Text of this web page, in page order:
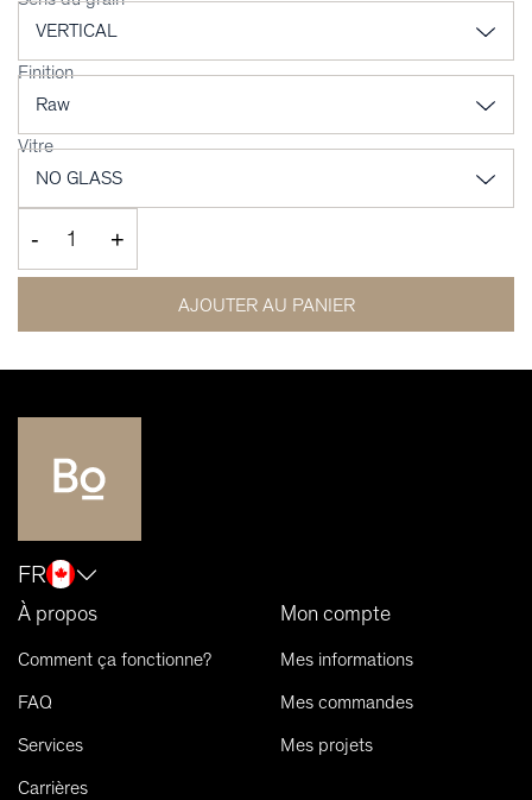
Finition
Vitre
- +
AJOUTER AU PANIER
FR
À propos
Comment ça fonctionne?
FAQ
Services
Carrières
Mon compte
Mes informations
Mes commandes
Mes projets